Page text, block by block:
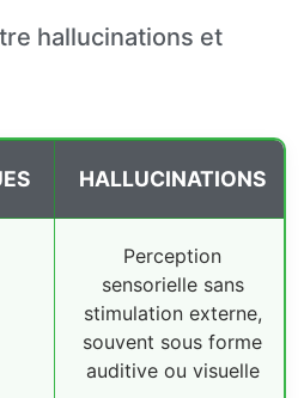
hallucinations et
HALLUCINATIONS
Perception
sensorielle sans
stimulation externe,
souvent sous forme
auditive ou visuelle